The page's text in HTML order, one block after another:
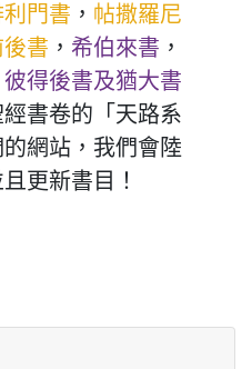
門書 ， 帖撒羅尼
書 ， 希伯來書 ，
彼得後書及猶大書
書卷的「天路系
網站，我們會陸
更新書目！